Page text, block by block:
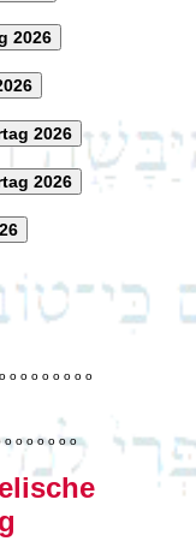
2026
2026
2026
o o o o o o o o o
o o o o o o o